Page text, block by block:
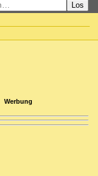
Los
Werbung